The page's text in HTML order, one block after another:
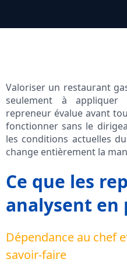
Valoriser un restaurant
seulement à
repreneur évalue avant
fonctionner sans le
les conditions actuelles
change entièrement la
Ce que les
analysent en
Dépendance au chef
savoir‑faire